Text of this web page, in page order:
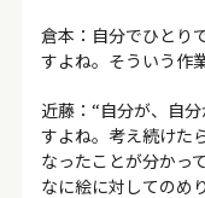
倉本：自分でひと
すよね。そういう作
近藤：“自分が、自
すよね。考え続けた
なったことが分かっ
なに絵に対してのめ